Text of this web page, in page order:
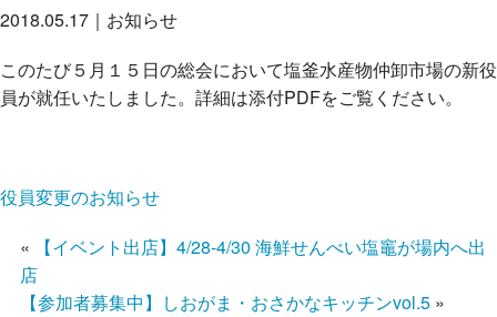
2018.05.17｜お知らせ
このたび５月１５日の総会において塩釜水産物仲卸市場の新役
員が就任いたしました。詳細は添付PDFをご覧ください。
役員変更のお知らせ
«
【イベント出店】4/28-4/30 海鮮せんべい塩竈が場内へ出
店
【参加者募集中】しおがま・おさかなキッチンvol.5»